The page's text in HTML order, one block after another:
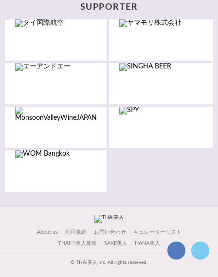
SUPPORTER
About us 利用規約 お問い合わせ キュレーターリスト
THAI♡美人募集 SAKE美人 HANA美人
© THAI美人,Inc. All rights reserved.